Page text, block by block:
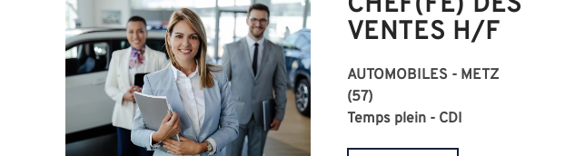
VENTES H/F
AUTOMOBILES - METZ
(57)
Temps plein - CDI